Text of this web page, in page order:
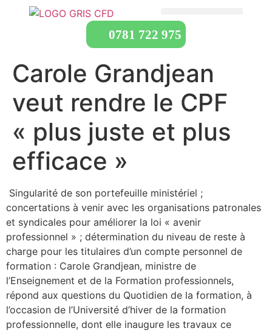
0781 722 975
Carole Grandjean
veut rendre le CPF
« plus juste et plus
efficace »
Singularité de son portefeuille ministériel ;
concertations à venir avec les organisations patronales
et syndicales pour améliorer la loi « avenir
professionnel » ; détermination du niveau de reste à
charge pour les titulaires d’un compte personnel de
formation : Carole Grandjean, ministre de
l’Enseignement et de la Formation professionnels,
répond aux questions du Quotidien de la formation, à
l’occasion de l’Université d’hiver de la formation
professionnelle, dont elle inaugure les travaux ce